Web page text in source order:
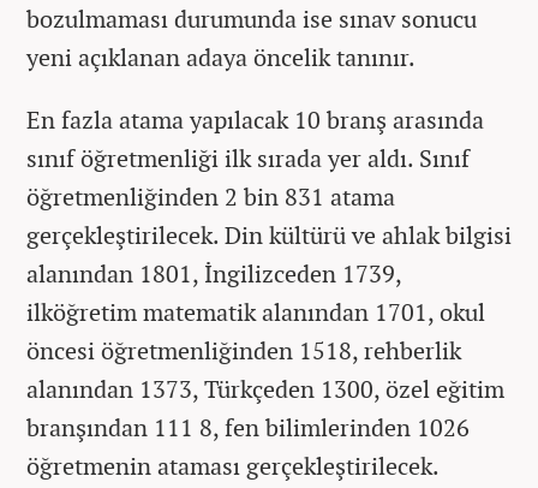
bozulmaması durumunda ise sınav sonucu
yeni açıklanan adaya öncelik tanınır.
En fazla atama yapılacak 10 branş arasında
sınıf öğretmenliği ilk sırada yer aldı. Sınıf
öğretmenliğinden 2 bin 831 atama
gerçekleştirilecek. Din kültürü ve ahlak bilgisi
alanından 1801, İngilizceden 1739,
ilköğretim matematik alanından 1701, okul
öncesi öğretmenliğinden 1518, rehberlik
alanından 1373, Türkçeden 1300, özel eğitim
branşından 111 8, fen bilimlerinden 1026
öğretmenin ataması gerçekleştirilecek.